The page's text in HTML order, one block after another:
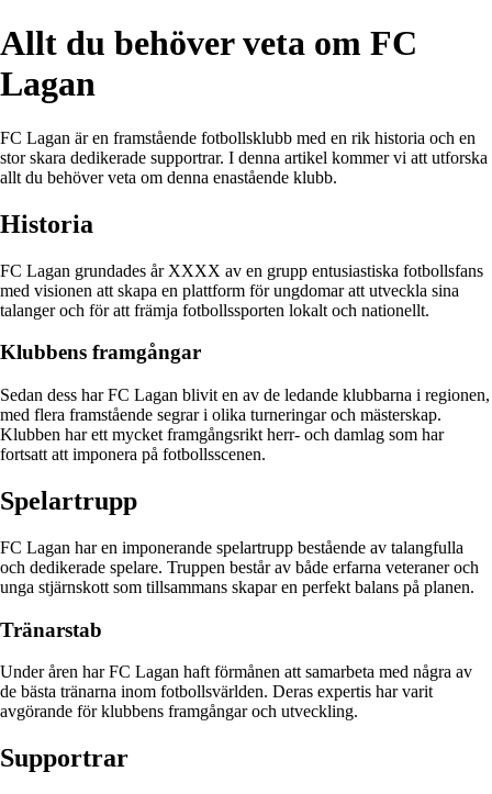
Allt du behöver veta om FC
Lagan
FC Lagan är en framstående fotbollsklubb med en rik historia och en
stor skara dedikerade supportrar. I denna artikel kommer vi att utforska
allt du behöver veta om denna enastående klubb.
Historia
FC Lagan grundades år XXXX av en grupp entusiastiska fotbollsfans
med visionen att skapa en plattform för ungdomar att utveckla sina
talanger och för att främja fotbollssporten lokalt och nationellt.
Klubbens framgångar
Sedan dess har FC Lagan blivit en av de ledande klubbarna i regionen,
med flera framstående segrar i olika turneringar och mästerskap.
Klubben har ett mycket framgångsrikt herr- och damlag som har
fortsatt att imponera på fotbollsscenen.
Spelartrupp
FC Lagan har en imponerande spelartrupp bestående av talangfulla
och dedikerade spelare. Truppen består av både erfarna veteraner och
unga stjärnskott som tillsammans skapar en perfekt balans på planen.
Tränarstab
Under åren har FC Lagan haft förmånen att samarbeta med några av
de bästa tränarna inom fotbollsvärlden. Deras expertis har varit
avgörande för klubbens framgångar och utveckling.
Supportrar